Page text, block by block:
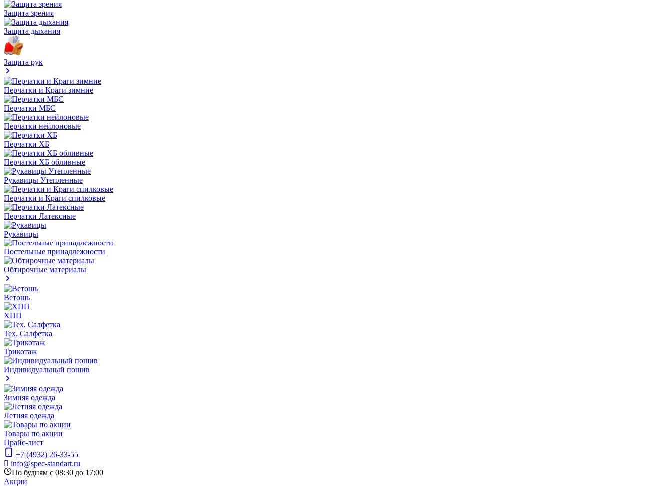
Защита зрения
Защита дыхания
Защита рук
Перчатки и Краги зимние
Перчатки МБС
Перчатки нейлоновые
Перчатки ХБ
Перчатки ХБ обливные
Рукавицы Утепленные
Перчатки и Краги спилковые
Перчатки Латексные
Рукавицы
Постельные принадлежности
Обтирочные материалы
Ветошь
ХПП
Тех. Салфетка
Трикотаж
Индивидуальный пошив
Зимняя одежда
Летняя одежда
Товары по акции
Прайс-лист
+7 (4932) 26-33-55
info@spec-standart.ru
По будням с 08:30 до 17:00
Акции